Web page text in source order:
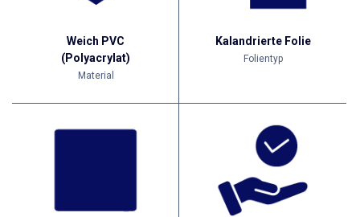
Weich PVC
(Polyacrylat)
Material
Kalandrierte Folie
Folientyp